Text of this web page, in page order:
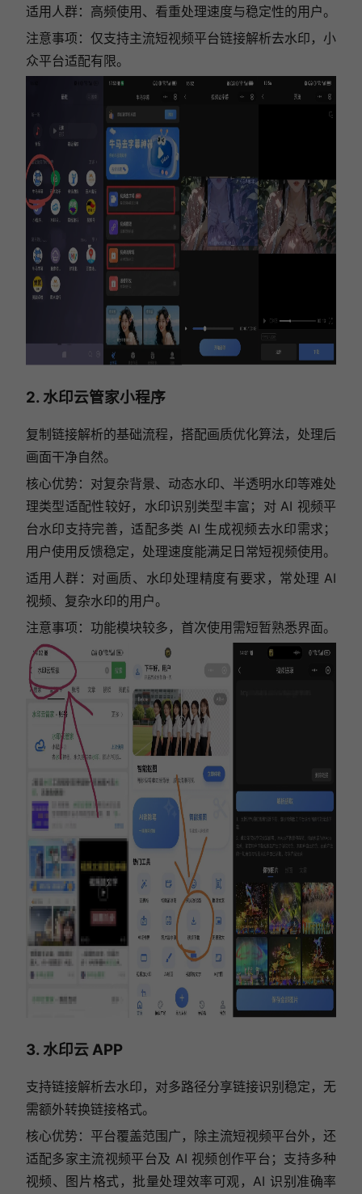
适用人群：高频使用、看重处理速度与稳定性的用户。
注意事项：仅支持主流短视频平台链接解析去水印，小
众平台适配有限。
2. 水印云管家小程序
复制链接解析的基础流程，搭配画质优化算法，处理后
画面干净自然。
核心优势：对复杂背景、动态水印、半透明水印等难处
理类型适配性较好，水印识别类型丰富；对 AI 视频平
台水印支持完善，适配多类 AI 生成视频去水印需求；
用户使用反馈稳定，处理速度能满足日常短视频使用。
适用人群：对画质、水印处理精度有要求，常处理 AI
视频、复杂水印的用户。
注意事项：功能模块较多，首次使用需短暂熟悉界面。
3. 水印云 APP
支持链接解析去水印，对多路径分享链接识别稳定，无
需额外转换链接格式。
核心优势：平台覆盖范围广，除主流短视频平台外，还
适配多家主流视频平台及 AI 视频创作平台；支持多种
视频、图片格式，批量处理效率可观，AI 识别准确率